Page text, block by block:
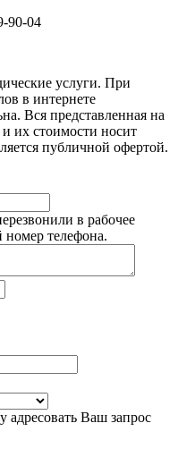
90-04
услуги. При
в интернете
Вся представленная на
их стоимости носит
публичной офертой.
в рабочее
номер телефона.
адресовать Ваш запрос